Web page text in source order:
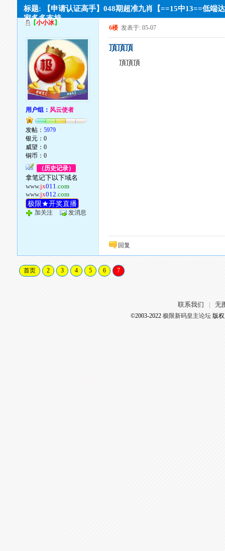
标题: 【申请认证高手】048期超准九肖【==15中13==低端
家多多支持
【小小冰】
用户组： 风云使者
发帖：5979
银元：0
威望：0
铜币：0
（历史记录）
拿笔记下以下域名
www.jx011.com
www.jx012.com
极限★开奖直播
加关注 发消息
6楼 发表于: 05-07
頂頂頂
頂頂頂
回复
首页 2 3 4 5 6 7
联系我们 无
©2003-2022 极限新码皇主论坛版权